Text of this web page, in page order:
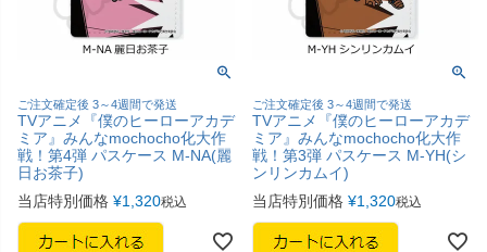
ご注文確定後 3～4週間で発送
TVアニメ『僕のヒーローアカデ
ミア』みんなmochocho化大作
戦！第4弾 パスケース M-NA(麗
日お茶子)
当店特別価格 ¥1,320税込
ご注文確定後 3～4週間で発送
TVアニメ『僕のヒーローアカデ
ミア』みんなmochocho化大作
戦！第3弾 パスケース M-YH(シ
ンリンカムイ)
当店特別価格 ¥1,320税込